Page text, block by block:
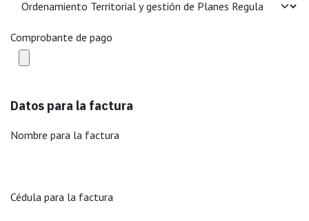
Comprobante de pago
Datos para la factura
Nombre para la factura
Cédula para la factura